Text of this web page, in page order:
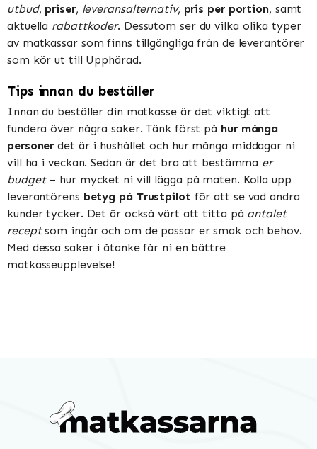
utbud, priser, leveransalternativ, pris per portion, samt
aktuella rabattkoder. Dessutom ser du vilka olika typer
av matkassar som finns tillgängliga från de leverantörer
som kör ut till Upphärad.
Tips innan du beställer
Innan du beställer din matkasse är det viktigt att
fundera över några saker. Tänk först på hur många
personer det är i hushållet och hur många middagar ni
vill ha i veckan. Sedan är det bra att bestämma er
budget– hur mycket ni vill lägga på maten. Kolla upp
leverantörens betyg på Trustpilot för att se vad andra
kunder tycker. Det är också värt att titta på antalet
receptsom ingår och om de passar er smak och behov.
Med dessa saker i åtanke får ni en bättre
matkasseupplevelse!